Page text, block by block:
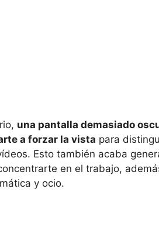
una pantalla demasiado
a forzar la vista para
Esto también acaba
en el trabajo,
y ocio.